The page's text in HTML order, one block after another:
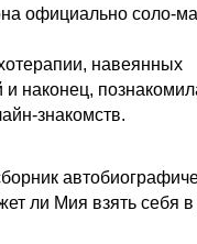
официально соло-
навеянных
и наконец,
знакомств.
ли Мия взять себя